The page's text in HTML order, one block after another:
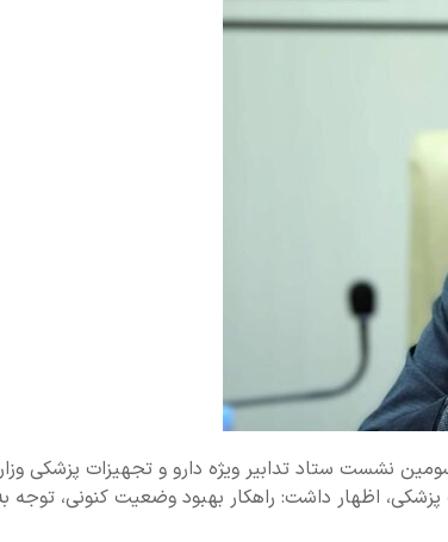
نشست ستاد تدابیر ویژه دارو و تجهیزات پزشکی
اظهار داشت: راهکار بهبود وضعیت کنونی، توجه